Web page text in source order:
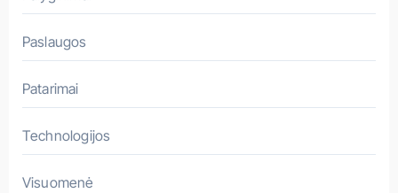
Paslaugos
Patarimai
Technologijos
Visuomenė